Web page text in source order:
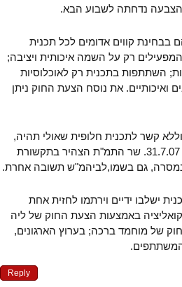
נדחתה לשבוע הבא.
קווים אדומים לכל תכנית
רק על השמה איכותית ויציבה;
השתתפות בתכנית רק לאוכלוסיות
ואיכותיים. את נוסח הצעת החוק ניתן
קשר לתכנית חלופית שאולי תהיה,
התכנית הקיימת חייבת להסתיים לא יאוחר מ- 31.7.07. שר התמ"ת הצהיר בתקשורת
גם בשמו,לביהמ"ש תשובה אחרת.
ישלבו ידיים וירתמו לחזית אחת
באמצעות הצעת החוק של ליה
של מוחמד ברכה; בערוץ הארגונים,
Reply